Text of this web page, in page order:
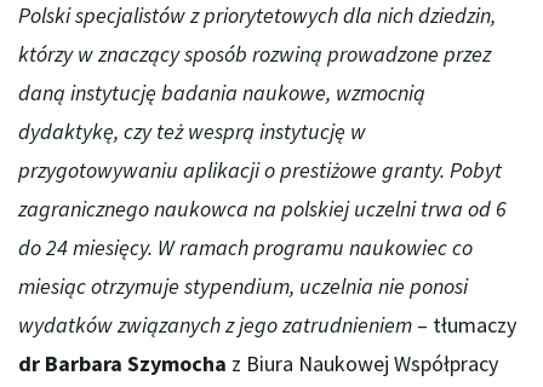
Polski specjalistów z priorytetowych dla nich dziedzin,
którzy w znaczący sposób rozwiną prowadzone przez
daną instytucję badania naukowe, wzmocnią
dydaktykę, czy też wesprą instytucję w
przygotowywaniu aplikacji o prestiżowe granty. Pobyt
zagranicznego naukowca na polskiej uczelni trwa od 6
do 24 miesięcy. W ramach programu naukowiec co
miesiąc otrzymuje stypendium, uczelnia nie ponosi
wydatków związanych z jego zatrudnieniem – tłumaczy
dr Barbara Szymocha z Biura Naukowej Współpracy